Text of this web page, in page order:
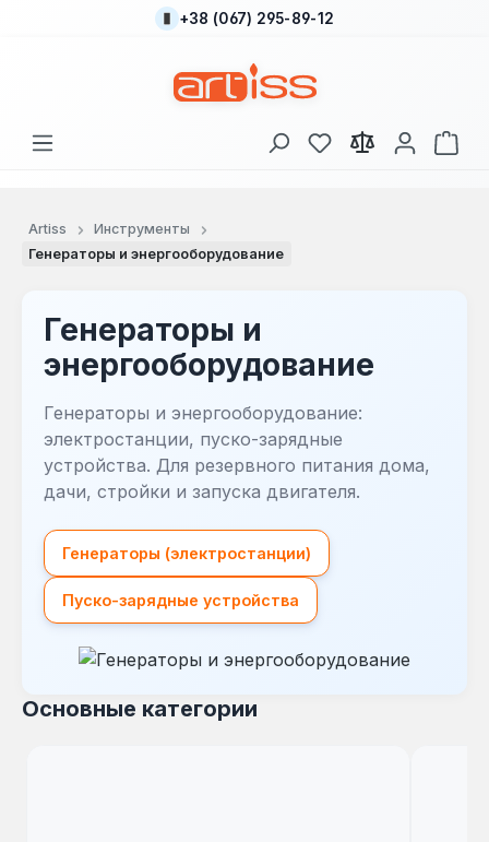
Перейти к основному содержанию
+38 (067) 295-89-12
У вас есть товары
В
Artiss
Инструменты
Генераторы и энергооборудование
Генераторы и
энергооборудование
Генераторы и энергооборудование:
электростанции, пуско-зарядные
устройства. Для резервного питания дома,
дачи, стройки и запуска двигателя.
Генераторы (электростанции)
Пуско-зарядные устройства
Основные категории